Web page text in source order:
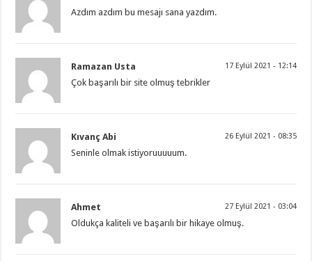
Azdım azdım bu mesajı sana yazdım.
Ramazan Usta 17 Eylül 2021 - 12:14
Çok başarılı bir site olmuş tebrikler
Kıvanç Abi 26 Eylül 2021 - 08:35
Seninle olmak istiyoruuuuum.
Ahmet 27 Eylül 2021 - 03:04
Oldukça kaliteli ve başarılı bir hikaye olmuş.